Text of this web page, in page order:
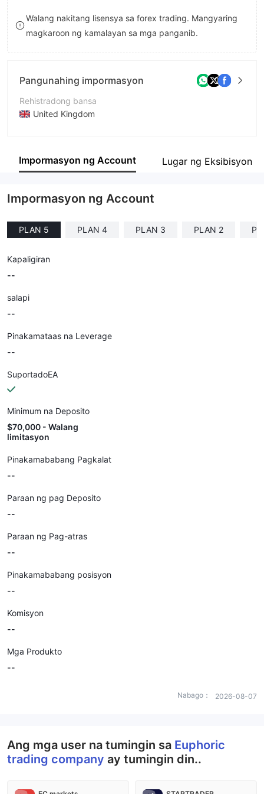
8
9
9
Walang nakitang lisensya sa forex trading. Mangyaring
magkaroon ng kamalayan sa mga panganib.
Pangunahing impormasyon
Rehistradong bansa
United Kingdom
Kumpanya
Impormasyon ng Account Lugar ng Eksibisyon
Impormasyon ng Account
PLAN 5 PLAN 4 PLAN 3 PLAN 2
Kapaligiran
--
salapi
--
Pinakamataas na Leverage
--
SuportadoEA
Minimum na Deposito
$70,000 - Walang
limitasyon
Pinakamababang Pagkalat
--
Paraan ng pag Deposito
--
Paraan ng Pag-atras
--
Pinakamababang posisyon
--
Komisyon
--
Mga Produkto
--
Nabago： 2026-08-07
Ang mga user na tumingin sa Euphoric
trading company ay tumingin din..